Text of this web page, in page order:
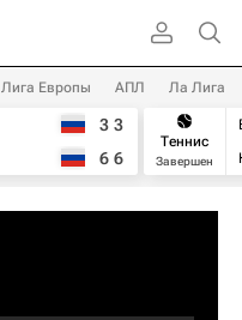
Лига Европы АПЛ Ла Лига
3 3
6 6
Теннис
Завершен